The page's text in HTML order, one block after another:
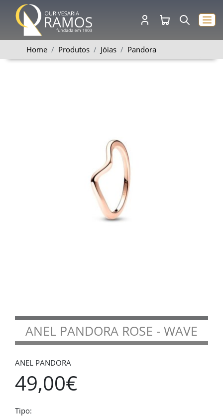
Home Produtos Jóias Pandora
ANEL PANDORA ROSE - WAVE
ANEL PANDORA
49,00€
Tipo: